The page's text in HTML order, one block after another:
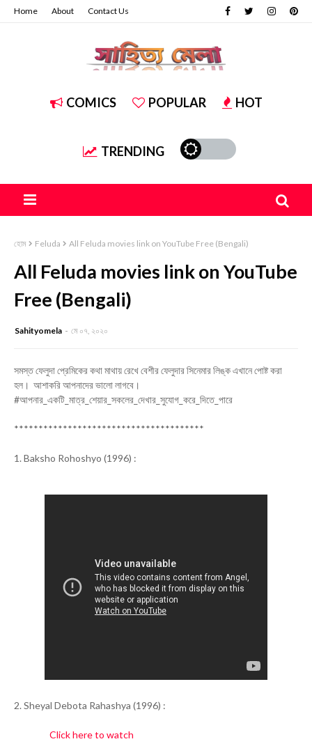
Home About Contact Us
COMICS POPULAR HOT
TRENDING
হোম Feluda All Feluda movies link on YouTube Free (Bengali)
All Feluda movies link on YouTube
Free (Bengali)
Sahityomela মে ০৭, ২০২০
সমস্ত ফেলুদা প্রেমিকের কথা মাথায় রেখে বেশীর ফেলুদার সিনেমার লিঙ্ক এখানে পোষ্ট করা
হল। আশাকরি আপনাদের ভালো লাগবে।
#আপনার_একটি_মাত্র_শেয়ার_সকলের_দেখার_সুযোগ_করে_দিতে_পারে
***************************************
1. Baksho Rohoshyo (1996) :
2. Sheyal Debota Rahashya (1996) :
Click here to watch